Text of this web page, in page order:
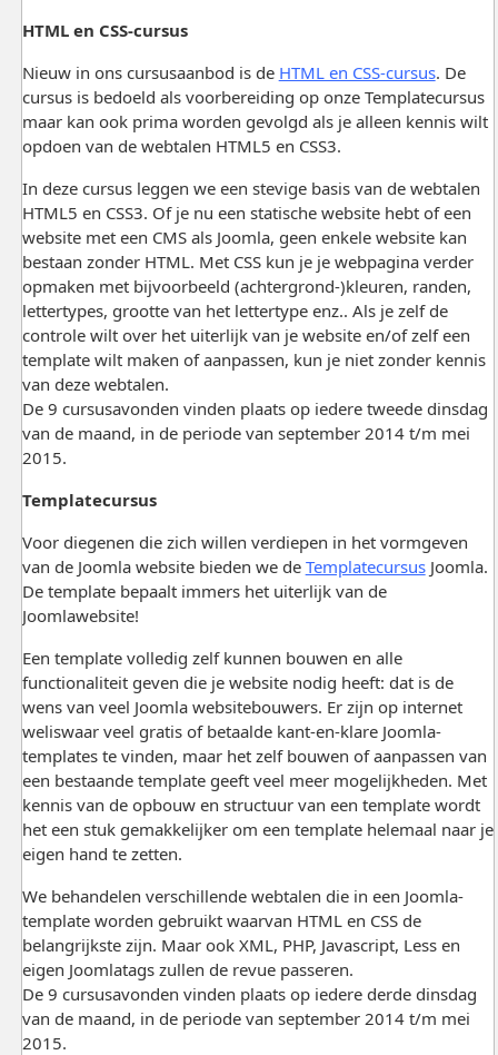
HTML en CSS-cursus
Nieuw in ons cursusaanbod is de HTML en CSS-cursus. De
cursus is bedoeld als voorbereiding op onze Templatecursus
maar kan ook prima worden gevolgd als je alleen kennis wilt
opdoen van de webtalen HTML5 en CSS3.
In deze cursus leggen we een stevige basis van de webtalen
HTML5 en CSS3. Of je nu een statische website hebt of een
website met een CMS als Joomla, geen enkele website kan
bestaan zonder HTML. Met CSS kun je je webpagina verder
opmaken met bijvoorbeeld (achtergrond-)kleuren, randen,
lettertypes, grootte van het lettertype enz.. Als je zelf de
controle wilt over het uiterlijk van je website en/of zelf een
template wilt maken of aanpassen, kun je niet zonder kennis
van deze webtalen.
De 9 cursusavonden vinden plaats op iedere tweede dinsdag
van de maand, in de periode van september 2014 t/m mei
2015.
Templatecursus
Voor diegenen die zich willen verdiepen in het vormgeven
van de Joomla website bieden we de TemplatecursusJoomla.
De template bepaalt immers het uiterlijk van de
Joomlawebsite!
Een template volledig zelf kunnen bouwen en alle
functionaliteit geven die je website nodig heeft: dat is de
wens van veel Joomla websitebouwers. Er zijn op internet
weliswaar veel gratis of betaalde kant-en-klare Joomla-
templates te vinden, maar het zelf bouwen of aanpassen van
een bestaande template geeft veel meer mogelijkheden. Met
kennis van de opbouw en structuur van een template wordt
het een stuk gemakkelijker om een template helemaal naar je
eigen hand te zetten.
We behandelen verschillende webtalen die in een Joomla-
template worden gebruikt waarvan HTML en CSS de
belangrijkste zijn. Maar ook XML, PHP, Javascript, Less en
eigen Joomlatags zullen de revue passeren.
De 9 cursusavonden vinden plaats op iedere derde dinsdag
van de maand, in de periode van september 2014 t/m mei
2015.